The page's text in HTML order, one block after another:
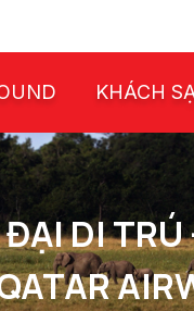
KHÁCH
DI